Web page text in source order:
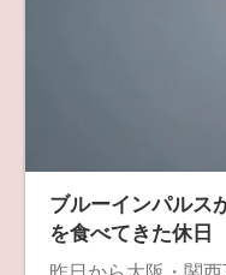
フォクトレンダー ラ
ライカM10-R ライカ
ブルーインパルス
を食べてきた休日